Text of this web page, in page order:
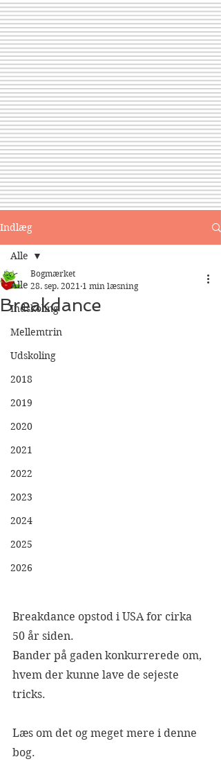
Indlæg
Alle
Indskoling
Mellemtrin
Udskoling
2018
2019
2020
2021
2022
2023
2024
2025
2026
Alle
Breakdance
Bogmærket
28. sep. 2021 1 min læsning
Breakdance opstod i USA for cirka
50 år siden.
Bander på gaden konkurrerede om,
hvem der kunne lave de sejeste
tricks.
Læs om det og meget mere i denne
bog.